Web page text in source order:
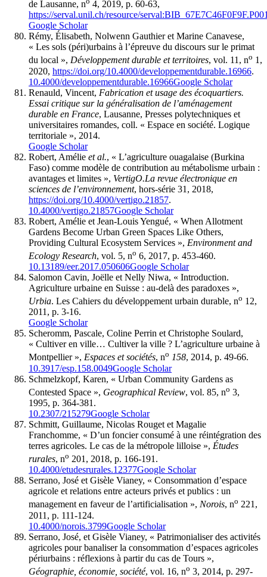
de Lausanne, n
4, 2019, p. 60-63,
https://serval.unil.ch/resource/
Google Scholar
Rémy, Élisabeth, Nolwenn Gauthier et Marine Canavese,
« Les sols (péri)urbains à l’épreuve du discours sur le primat
du local », Développement durable et territoires, vol. 11, no 1,
2020, https://doi.org/10.4000/developpementdurable.16966.
10.4000/developpementdurable.16966Google Scholar
Renauld, Vincent, Fabrication et usage des écoquartiers.
Essai critique sur la généralisation de l’aménagement
durable en France, Lausanne, Presses polytechniques et
universitaires romandes, coll. « Espace en société. Logique
territoriale », 2014.
Google Scholar
Robert, Amélie et al., « L’agriculture ouagalaise (Burkina
Faso) comme modèle de contribution au métabolisme urbain :
avantages et limites », VertigO.La revue électronique en
sciences de l’environnement, hors-série 31, 2018,
https://doi.org/10.4000/vertigo.21857.
10.4000/vertigo.21857Google Scholar
Robert, Amélie et Jean-Louis Yengué, « When Allotment
Gardens Become Urban Green Spaces Like Others,
Providing Cultural Ecosystem Services », Environment and
Ecology Research, vol. 5, no 6, 2017, p. 453-460.
10.13189/eer.2017.050606Google Scholar
Salomon Cavin, Joëlle et Nelly Niwa, « Introduction.
Agriculture urbaine en Suisse : au-delà des paradoxes »,
Urbia. Les Cahiers du développement urbain durable, no 12,
2011, p. 3-16.
Google Scholar
Scheromm, Pascale, Coline Perrin et Christophe Soulard,
« Cultiver en ville… Cultiver la ville ? L’agriculture urbaine à
Montpellier », Espaces et sociétés, no 158, 2014, p. 49-66.
10.3917/esp.158.0049Google Scholar
Schmelzkopf, Karen, « Urban Community Gardens as
Contested Space », Geographical Review, vol. 85, no 3,
1995, p. 364-381.
10.2307/215279Google Scholar
Schmitt, Guillaume, Nicolas Rouget et Magalie
Franchomme, « D’un foncier consumé à une réintégration des
terres agricoles. Le cas de la métropole lilloise », Études
rurales, no 201, 2018, p. 166-191.
10.4000/etudesrurales.12377Google Scholar
Serrano, José et Gisèle Vianey, « Consommation d’espace
agricole et relations entre acteurs privés et publics : un
management en faveur de l’artificialisation », Norois, no 221,
2011, p. 111-124.
10.4000/norois.3799Google Scholar
Serrano, José, et Gisèle Vianey, « Patrimonialiser des activités
agricoles pour banaliser la consommation d’espaces agricoles
périurbains : réflexions à partir du cas de Tours »,
Géographie, économie, société, vol. 16, no 3, 2014, p. 297-